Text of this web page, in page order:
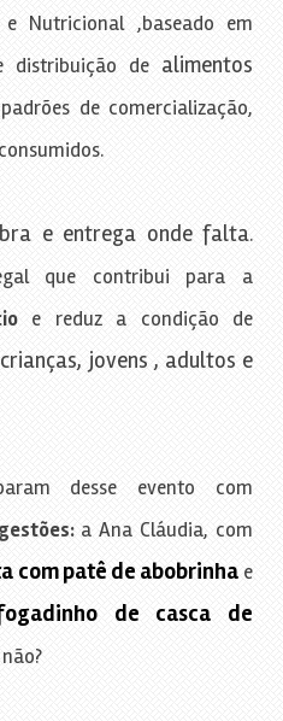
Nutricional ,baseado em
distribuição de alimentos
de comercialização,
e entrega onde falta.
que contribui para a
e reduz a condição de
crianças, jovens , adultos e
desse evento com
a Ana Cláudia, com
com patê de abobrinhae
de casca de